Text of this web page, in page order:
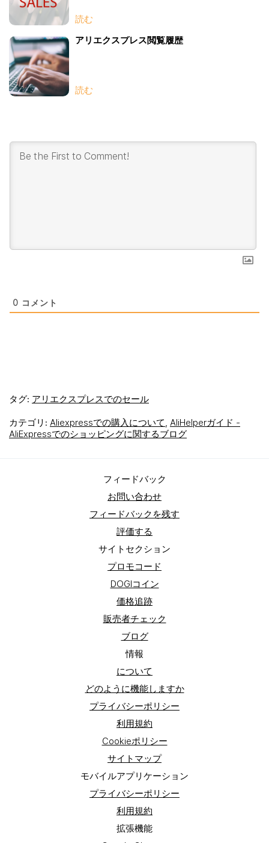
読む
アリエクスプレス閲覧履歴
読む
0 コメント
タグ: アリエクスプレスでのセール
カテゴリ: Aliexpressでの購入について, AliHelperガイド -
AliExpressでのショッピングに関するブログ
フィードバック
お問い合わせ
フィードバックを残す
評価する
サイトセクション
プロモコード
DOGIコイン
価格追跡
販売者チェック
ブログ
情報
について
どのように機能しますか
プライバシーポリシー
利用規約
Cookieポリシー
サイトマップ
モバイルアプリケーション
プライバシーポリシー
利用規約
拡張機能